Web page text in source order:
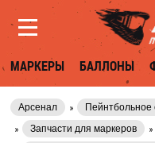
МАРКЕРЫ БАЛЛОНЫ
Арсенал Пейнтбольное
Запчасти для маркеров